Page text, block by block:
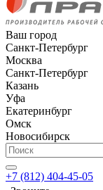
Ваш город
Санкт-Петербург
Москва
Санкт-Петербург
Казань
Уфа
Екатеринбург
Омск
Новосибирск
+7 (812) 404-45-05